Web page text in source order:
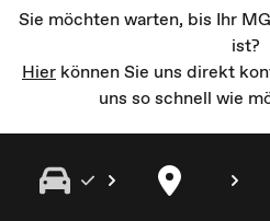
Sie möchten warten, bis Ihr
ist?
Hier können Sie uns direkt
uns so schnell wie